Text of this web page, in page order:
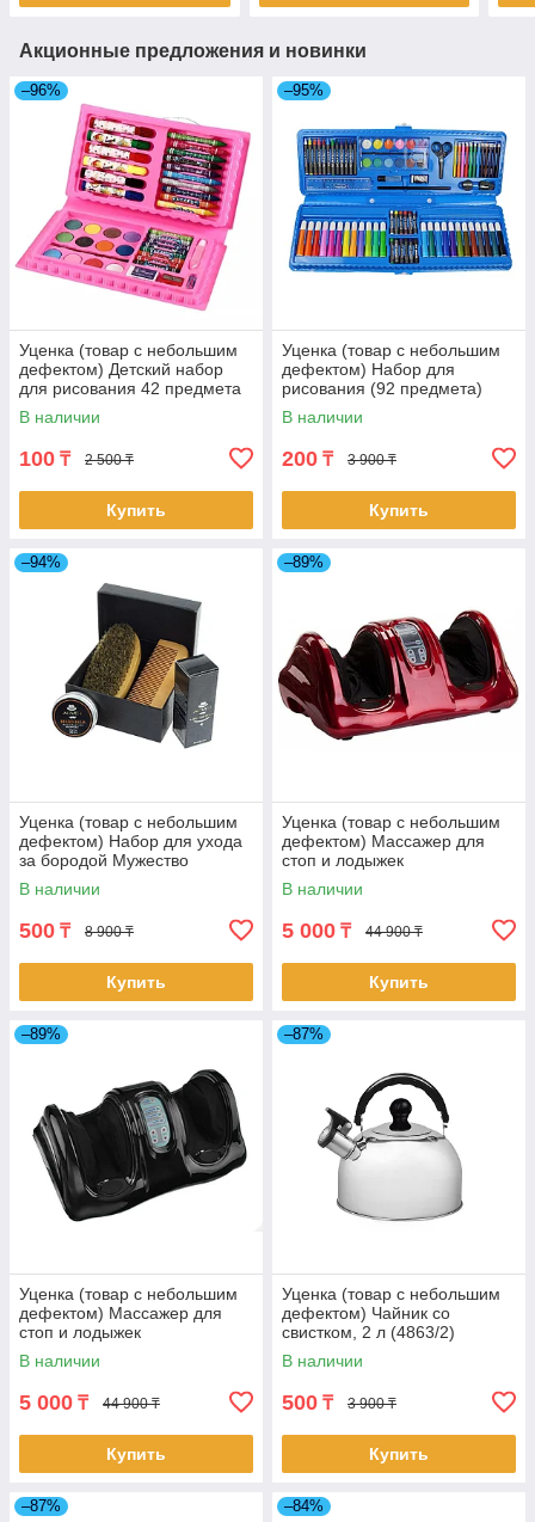
Акционные предложения и новинки
–96%
Уценка (товар с небольшим
дефектом) Детский набор
для рисования 42 предмета
(4676/1)
В наличии
100 ₸ 2 500 ₸
Купить
–95%
Уценка (товар с небольшим
дефектом) Набор для
рисования (92 предмета)
(C150/3)
В наличии
200 ₸ 3 900 ₸
Купить
–94%
Уценка (товар с небольшим
дефектом) Набор для ухода
за бородой Мужество
В наличии
500 ₸ 8 900 ₸
Купить
–89%
Уценка (товар с небольшим
дефектом) Массажер для
стоп и лодыжек
«Блаженство» красный
(11018/2)
В наличии
5 000 ₸ 44 900 ₸
Купить
–89%
Уценка (товар с небольшим
дефектом) Массажер для
стоп и лодыжек
«Блаженство» (черный)
(11016/2)
В наличии
5 000 ₸ 44 900 ₸
Купить
–87%
Уценка (товар с небольшим
дефектом) Чайник со
свистком, 2 л (4863/2)
В наличии
500 ₸ 3 900 ₸
Купить
–87% –84%